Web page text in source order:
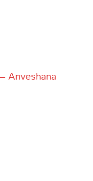
Anveshana